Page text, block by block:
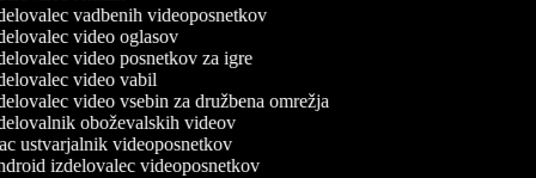
vadbenih videoposnetkov
video oglasov
video posnetkov za igre
video vabil
video vsebin za družbena omrežja
oboževalskih videov
ustvarjalnik videoposnetkov
izdelovalec videoposnetkov